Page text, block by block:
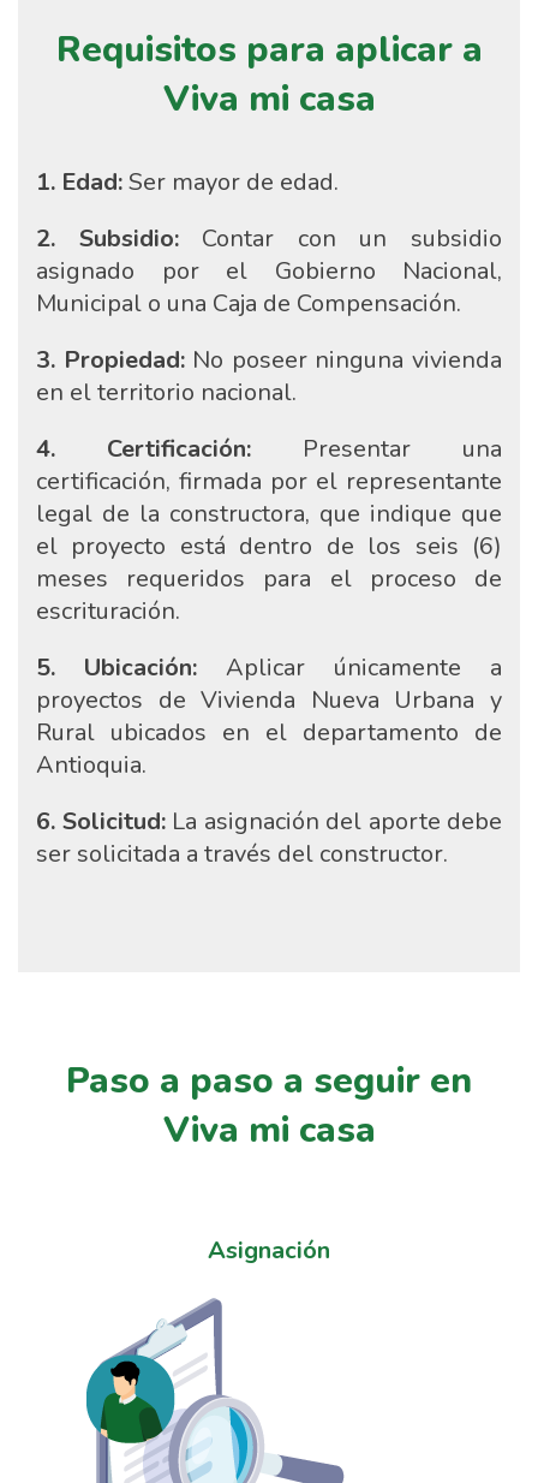
Requisitos para aplicar a
Viva mi casa
1. Edad:Ser mayor de edad.
2. Subsidio:Contar con un subsidio
asignado por el Gobierno Nacional,
Municipal o una Caja de Compensación.
3. Propiedad:No poseer ninguna vivienda
en el territorio nacional.
4. Certificación: Presentar una
certificación, firmada por el representante
legal de la constructora, que indique que
el proyecto está dentro de los seis (6)
meses requeridos para el proceso de
escrituración.
5. Ubicación: Aplicar únicamente a
proyectos de Vivienda Nueva Urbana y
Rural ubicados en el departamento de
Antioquia.
6. Solicitud:La asignación del aporte debe
ser solicitada a través del constructor.
Paso a paso a seguir en
Viva mi casa
Asignación